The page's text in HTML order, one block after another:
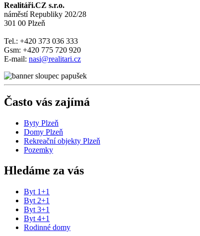
Realitáři.CZ s.r.o.
náměstí Republiky 202/28
301 00 Plzeň
Tel.: +420 373 036 333
Gsm: +420 775 720 920
E-mail: nasi@realitari.cz
Často vás zajímá
Byty Plzeň
Domy Plzeň
Rekreační objekty Plzeň
Pozemky
Hledáme za vás
Byt 1+1
Byt 2+1
Byt 3+1
Byt 4+1
Rodinné domy